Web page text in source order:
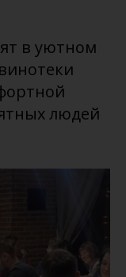
в уютном
людей